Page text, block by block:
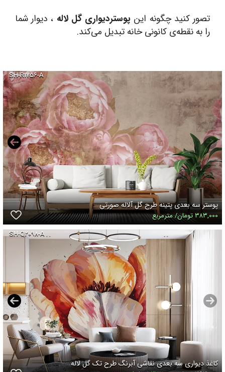
تصور کنید چگونه این پوستردیواری گل لاله ، دیوار شما
را به نقطه‌ی کانونی خانه تبدیل می‌کند.
SH-R۱۷۵۶-A
پوستر سه بعدی پتینه طرح گل آلاله صورتی
۳۸۳,۰۰۰ تومان/ مترمربع
SH-Q۲۰۹۸-A
کاغذ دیواری سه بعدی نقاشی آبرنگ طرح تک گل لاله